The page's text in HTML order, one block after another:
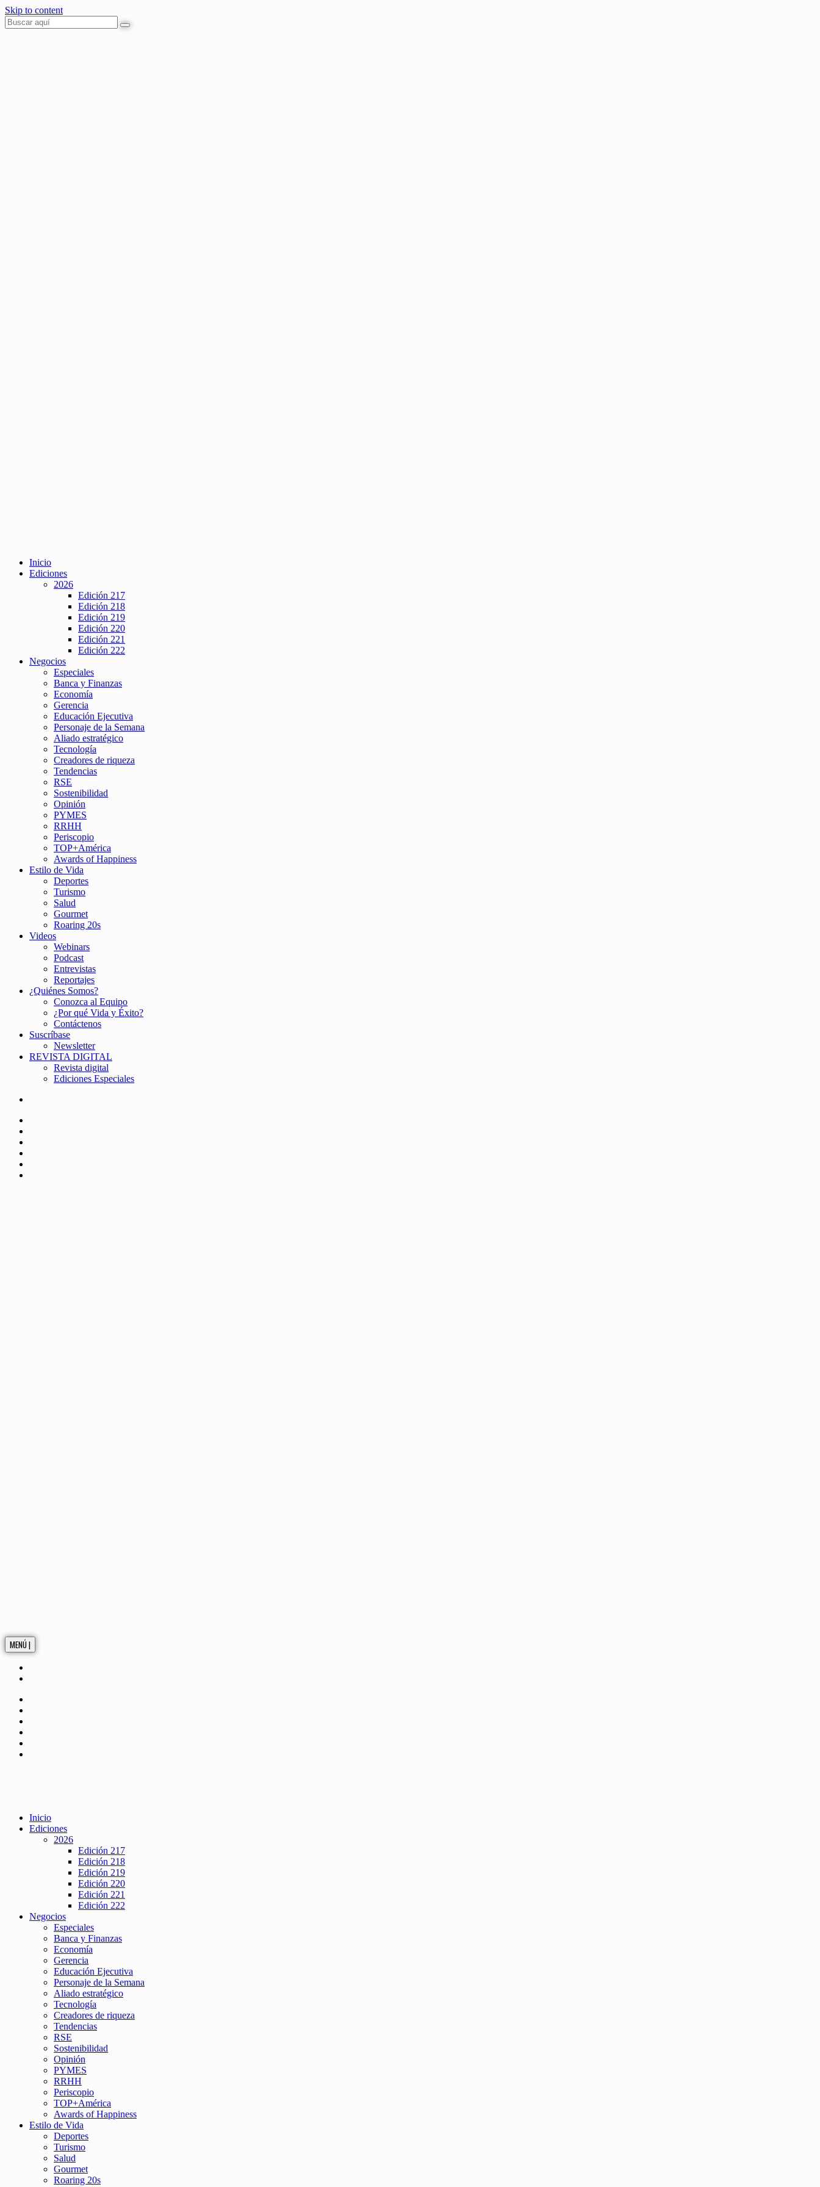
Skip to content
Inicio
Ediciones
2026
Edición 217
Edición 218
Edición 219
Edición 220
Edición 221
Edición 222
Negocios
Especiales
Banca y Finanzas
Economía
Gerencia
Educación Ejecutiva
Personaje de la Semana
Aliado estratégico
Tecnología
Creadores de riqueza
Tendencias
RSE
Sostenibilidad
Opinión
PYMES
RRHH
Periscopio
TOP+América
Awards of Happiness
Estilo de Vida
Deportes
Turismo
Salud
Gourmet
Roaring 20s
Videos
Webinars
Podcast
Entrevistas
Reportajes
¿Quiénes Somos?
Conozca al Equipo
¿Por qué Vida y Éxito?
Contáctenos
Suscríbase
Newsletter
REVISTA DIGITAL
Revista digital
Ediciones Especiales
MENÚ |
Inicio
Ediciones
2026
Edición 217
Edición 218
Edición 219
Edición 220
Edición 221
Edición 222
Negocios
Especiales
Banca y Finanzas
Economía
Gerencia
Educación Ejecutiva
Personaje de la Semana
Aliado estratégico
Tecnología
Creadores de riqueza
Tendencias
RSE
Sostenibilidad
Opinión
PYMES
RRHH
Periscopio
TOP+América
Awards of Happiness
Estilo de Vida
Deportes
Turismo
Salud
Gourmet
Roaring 20s